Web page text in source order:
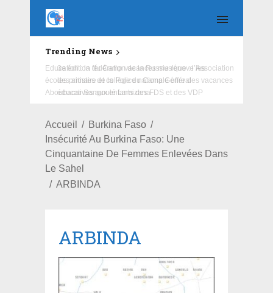
Trending News
Education : la fédération de la Russie rénove les
écoles primaire et collège du Camp Général
Aboubacar Sangoulé Lamizana
Accueil
Burkina Faso
Insécurité Au Burkina Faso: Une
Cinquantaine De Femmes Enlevées Dans
Le Sahel
ARBINDA
ARBINDA